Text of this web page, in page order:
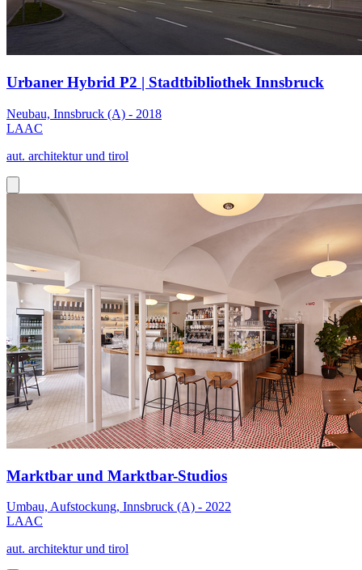
Urbaner Hybrid P2 | Stadtbibliothek Innsbruck
Neubau, Innsbruck (A) - 2018
LAAC
aut. architektur und tirol
Marktbar und Marktbar-Studios
Umbau, Aufstockung, Innsbruck (A) - 2022
LAAC
aut. architektur und tirol